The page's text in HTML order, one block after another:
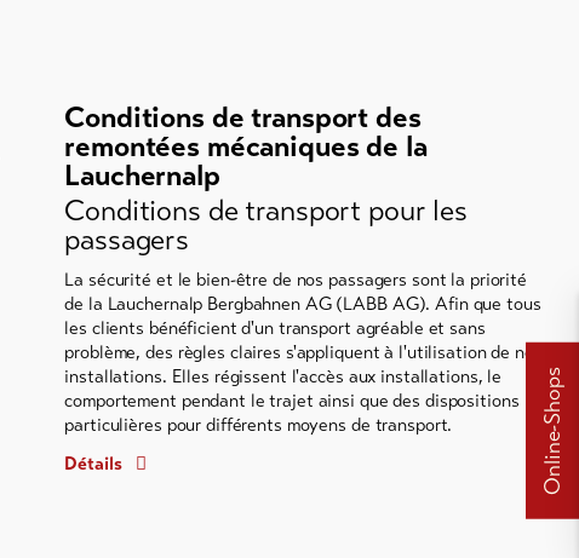
Online-Shops
Conditions de transport des
remontées mécaniques de la
Lauchernalp
Conditions de transport pour les
passagers
La sécurité et le bien-être de nos passagers sont la priorité
de la Lauchernalp Bergbahnen AG (LABB AG). Afin que tous
les clients bénéficient d'un transport agréable et sans
problème, des règles claires s'appliquent à l'utilisation de nos
installations. Elles régissent l'accès aux installations, le
comportement pendant le trajet ainsi que des dispositions
particulières pour différents moyens de transport.
Détails